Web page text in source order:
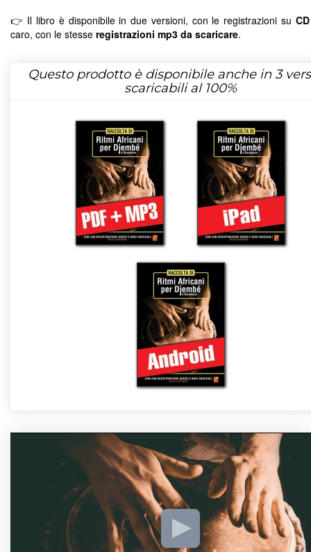
👉 Il libro è disponibile in due versioni, con le registrazioni su CD
caro, con le stesse registrazioni mp3 da scaricare.
Questo prodotto è disponibile anche in 3
scaricabili al 100%